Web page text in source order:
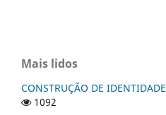
Mais lidos
CONSTRUÇÃO DE
1092